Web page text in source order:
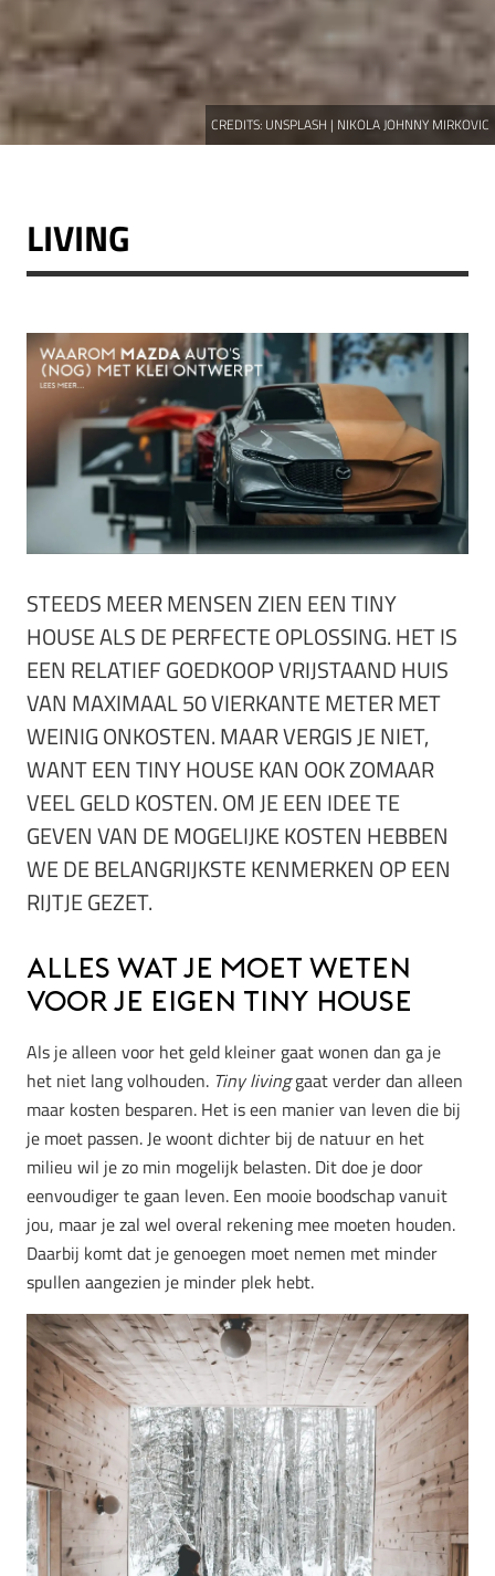
CREDITS: UNSPLASH | NIKOLA JOHNNY MIRKOVIC
LIVING
STEEDS MEER MENSEN ZIEN EEN TINY
HOUSE ALS DE PERFECTE OPLOSSING. HET IS
EEN RELATIEF GOEDKOOP VRIJSTAAND HUIS
VAN MAXIMAAL 50 VIERKANTE METER MET
WEINIG ONKOSTEN. MAAR VERGIS JE NIET,
WANT EEN TINY HOUSE KAN OOK ZOMAAR
VEEL GELD KOSTEN. OM JE EEN IDEE TE
GEVEN VAN DE MOGELIJKE KOSTEN HEBBEN
WE DE BELANGRIJKSTE KENMERKEN OP EEN
RIJTJE GEZET.
Alles wat je moet weten
voor je eigen tiny house
Als je alleen voor het geld kleiner gaat wonen dan ga je
het niet lang volhouden. Tiny livinggaat verder dan alleen
maar kosten besparen. Het is een manier van leven die bij
je moet passen. Je woont dichter bij de natuur en het
milieu wil je zo min mogelijk belasten. Dit doe je door
eenvoudiger te gaan leven. Een mooie boodschap vanuit
jou, maar je zal wel overal rekening mee moeten houden.
Daarbij komt dat je genoegen moet nemen met minder
spullen aangezien je minder plek hebt.